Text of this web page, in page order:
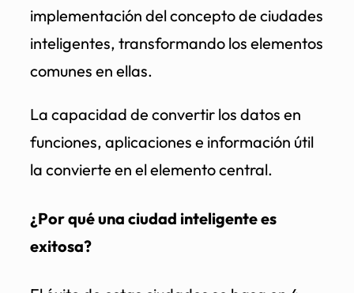
implementación del concepto de ciudades
inteligentes, transformando los elementos
comunes en ellas.
La capacidad de convertir los datos en
funciones, aplicaciones e información útil
la convierte en el elemento central.
¿Por qué una ciudad inteligente es
exitosa?